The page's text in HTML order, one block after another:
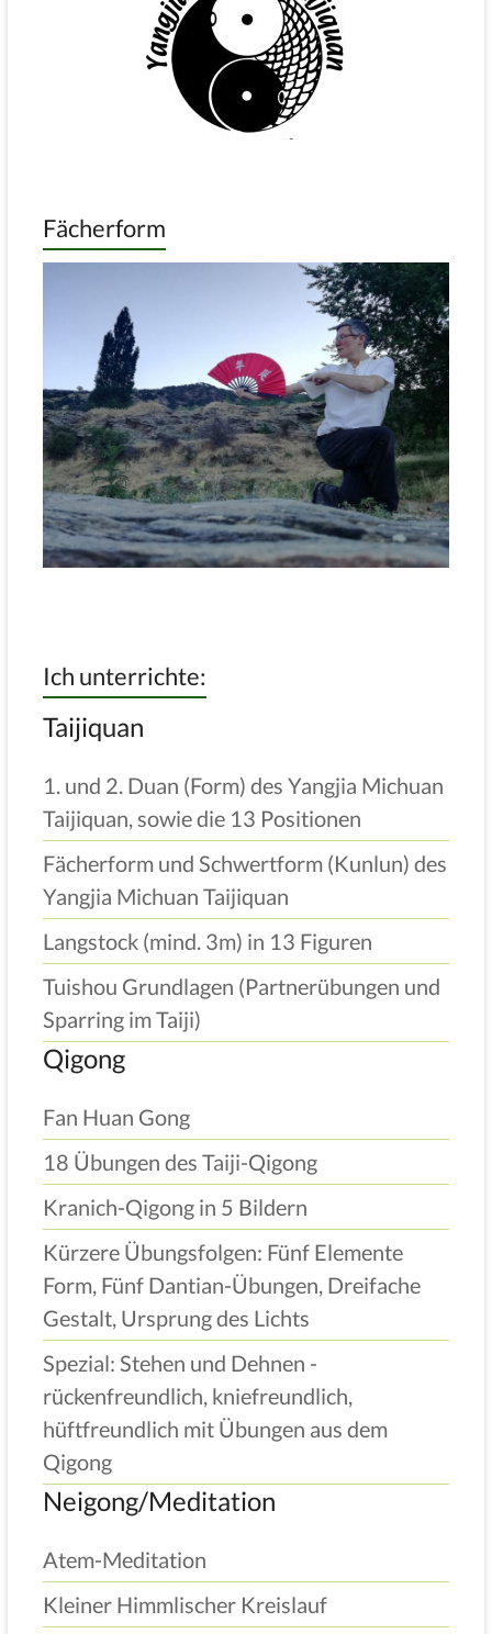
Fächerform
Ich unterrichte:
Taijiquan
1. und 2. Duan (Form) des Yangjia Michuan
Taijiquan, sowie die 13 Positionen
Fächerform und Schwertform (Kunlun) des
Yangjia Michuan Taijiquan
Langstock (mind. 3m) in 13 Figuren
Tuishou Grundlagen (Partnerübungen und
Sparring im Taiji)
Qigong
Fan Huan Gong
18 Übungen des Taiji-Qigong
Kranich-Qigong in 5 Bildern
Kürzere Übungsfolgen: Fünf Elemente
Form, Fünf Dantian-Übungen, Dreifache
Gestalt, Ursprung des Lichts
Spezial: Stehen und Dehnen -
rückenfreundlich, kniefreundlich,
hüftfreundlich mit Übungen aus dem
Qigong
Neigong/Meditation
Atem-Meditation
Kleiner Himmlischer Kreislauf